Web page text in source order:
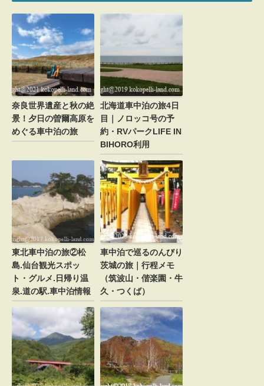
奈良世界遺産と秋の絶
景！夕日の曽爾高原を
めぐる車中泊の旅
北海道車中泊の旅4日
目｜ノロッコ号の予
約・RVパークLIFE IN
BIHORO利用
東北車中泊の旅②松
島.仙台観光スポッ
ト・グルメ.日帰り温
泉.道の駅.車中泊情報
車中泊で巡るのんびり
茨城の旅｜行程メモ
（筑波山・偕楽園・牛
久・つくば）